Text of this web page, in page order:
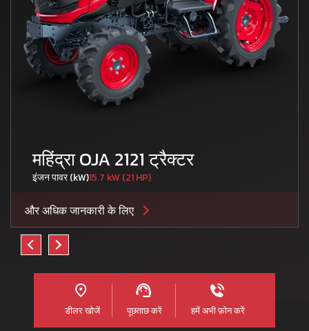
महिंद्रा OJA 2121 ट्रैक्टर
इंजन पावर (kW)15.7 kW (21 HP)
और अधिक जानकारी के लिए
डीलर खोजें पूछताछ करें हमें अभी फ़ोन करें